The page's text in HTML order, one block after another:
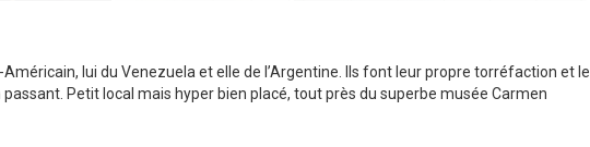
lui du Venezuela et elle de l’Argentine. Ils font leur propre torréfaction et le
passant. Petit local mais hyper bien placé, tout près du superbe musée Carmen